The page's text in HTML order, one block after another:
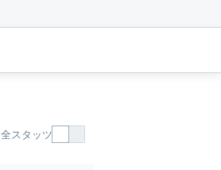
全スタッツ